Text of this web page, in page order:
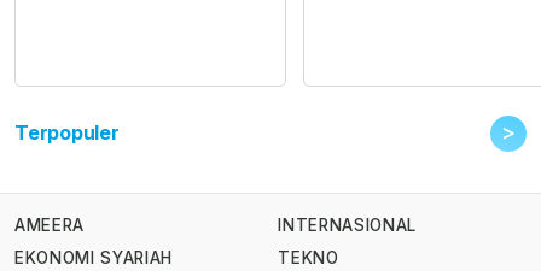
Terpopuler >
AMEERA
EKONOMI SYARIAH
INTERNASIONAL
TEKNO